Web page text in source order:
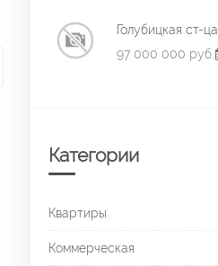
Голубицкая ст-ца
97 000 000 руб.
Категории
Квартиры
Коммерческая